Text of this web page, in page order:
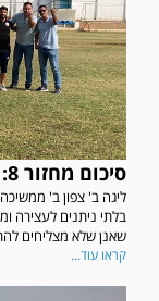
סיכום מחזור 8: ליגה ב' צפון ב'
ליגה ב' צפון ב'
בלתי ניתנים לעצירה
שאנן שלא מצליחים
קראו עוד...